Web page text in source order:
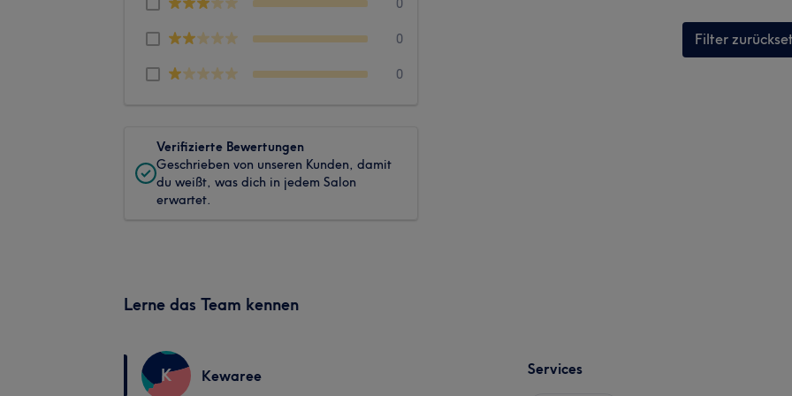
0
0
Verifizierte Bewertungen
Geschrieben von unseren Kunden, damit
du weißt, was dich in jedem Salon
erwartet.
Filter
Lerne das Team kennen
K Kewaree Services